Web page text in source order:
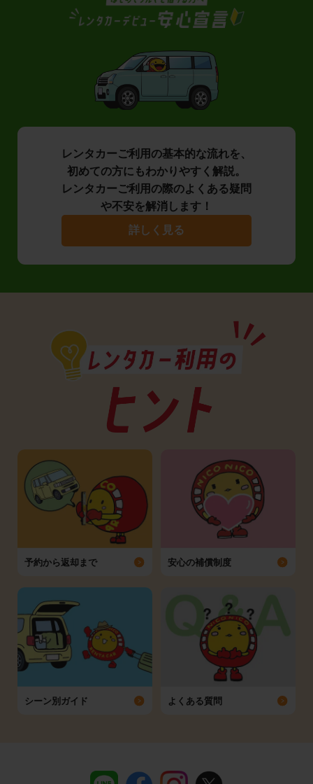
レンタカーご利用の基本的な流れを、
初めての方にもわかりやすく解説。
レンタカーご利用の際のよくある疑問
や不安を解消します！
詳しく見る
予約から返却まで 安心の補償制度
シーン別ガイド よくある質問